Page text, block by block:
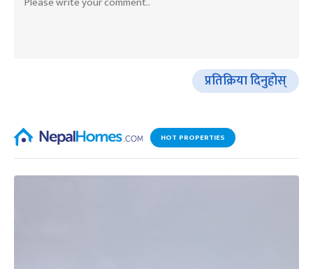
प्रतिक्रिया दिनुहोस्
HOT PROPERTIES